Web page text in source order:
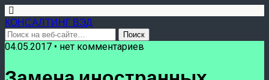
КОНСАЛТИНГ ВЭД
04.05.2017 • нет комментариев